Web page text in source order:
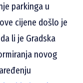
parkinga u
cijene došlo je
li je Gradska
novog